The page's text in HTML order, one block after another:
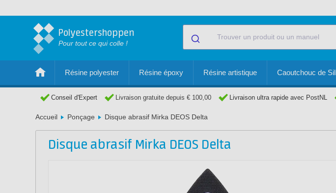
Polyestershoppen
Pour tout ce qui colle !
Résine polyester Résine époxy Résine artistique Caoutchouc de
Conseil d'Expert Livraison gratuite depuis € 100,00 Livraison ultra rapide avec PostNL
Accueil Ponçage Disque abrasif Mirka DEOS Delta
Disque abrasif Mirka DEOS Delta